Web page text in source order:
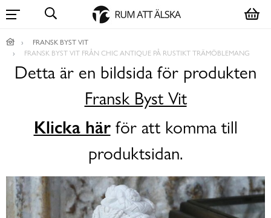
FRANSK BYST VIT
FRANSK BYST VIT FRÅN CHIC ANTIQUE PÅ RUSTIKT TRÄMÖBLEMANG
Detta är en bildsida för produkten
Fransk Byst Vit
Klicka härför att komma till
produktsidan.